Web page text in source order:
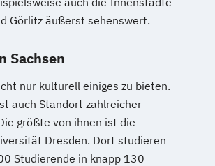
Görlitz äußerst sehenswert.
Sachsen
nur kulturell einiges zu bieten.
auch Standort zahlreicher
größte von ihnen ist die
Dresden. Dort studieren
Studierende in knapp 130